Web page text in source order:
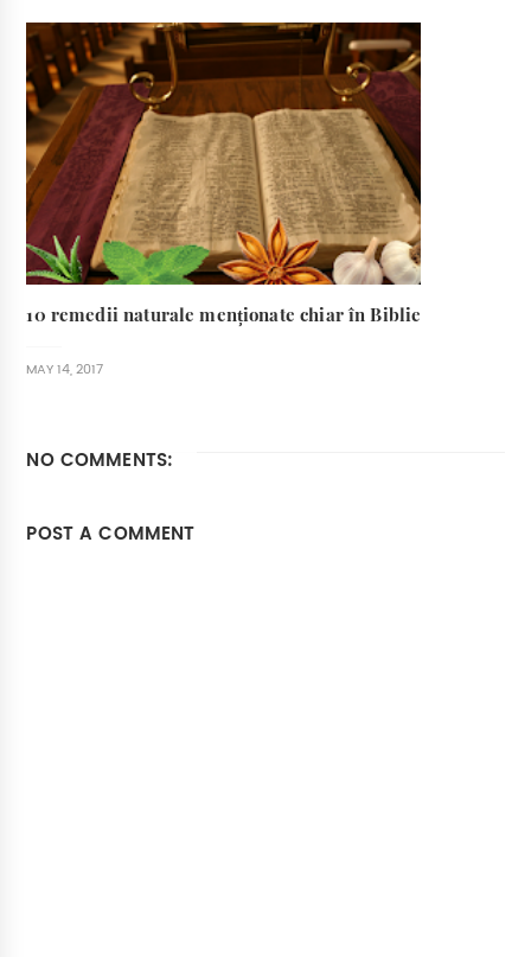
10 remedii naturale menționate chiar în Biblie
MAY 14, 2017
NO COMMENTS:
POST A COMMENT